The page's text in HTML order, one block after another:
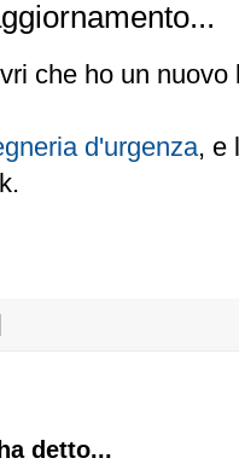
che ho un
d'urgenza, e
detto...